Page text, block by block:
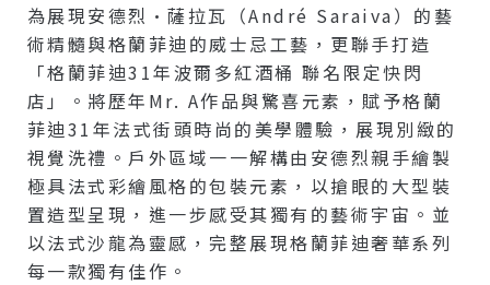
為展現安德烈·薩拉瓦（André Saraiva）的藝
術精髓與格蘭菲迪的威士忌工藝，更聯手打造
「格蘭菲迪31年波爾多紅酒桶 聯名限定快閃
店」。將歷年Mr. A作品與驚喜元素，賦予格蘭
菲迪31年法式街頭時尚的美學體驗，展現別緻的
視覺洗禮。戶外區域一一解構由安德烈親手繪製
極具法式彩繪風格的包裝元素，以搶眼的大型裝
置造型呈現，進一步感受其獨有的藝術宇宙。並
以法式沙龍為靈感，完整展現格蘭菲迪奢華系列
每一款獨有佳作。